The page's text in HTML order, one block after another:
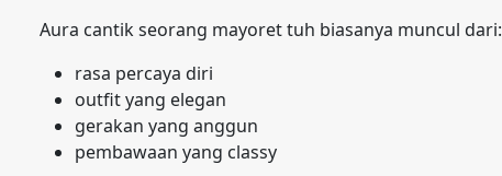
Aura cantik seorang mayoret tuh biasanya muncul dari:
rasa percaya diri
outfit yang elegan
gerakan yang anggun
pembawaan yang classy